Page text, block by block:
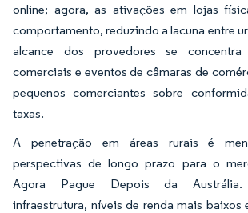
online; agora, as ativações em lojas
comportamento, reduzindo a lacuna entre
alcance dos provedores se concentra
comerciais e eventos de câmaras de
pequenos comerciantes sobre
taxas.
A penetração em áreas rurais é
perspectivas de longo prazo para o
Agora Pague Depois da
infraestrutura, níveis de renda mais baixos